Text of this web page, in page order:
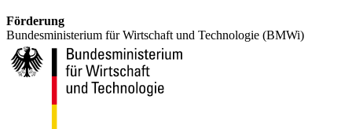
Förderung
Bundesministerium für Wirtschaft und Technologie (BMWi)